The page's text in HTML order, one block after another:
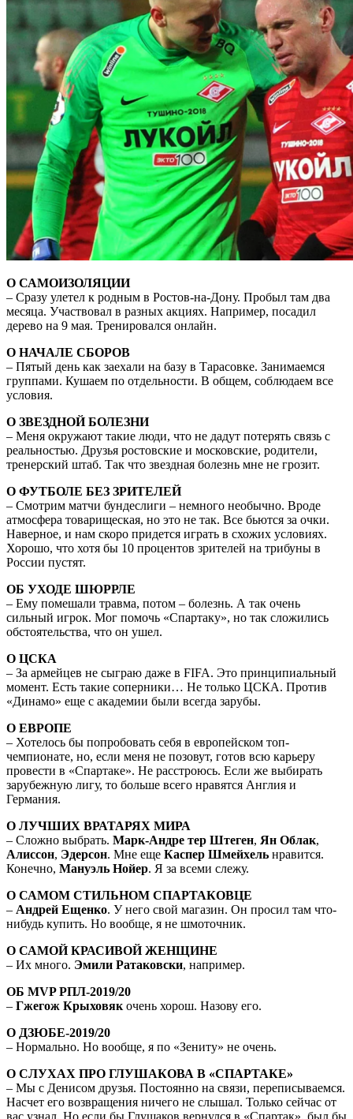
О САМОИЗОЛЯЦИИ
– Сразу улетел к родным в Ростов-на-Дону. Пробыл там два
месяца. Участвовал в разных акциях. Например, посадил
дерево на 9 мая. Тренировался онлайн.
О НАЧАЛЕ СБОРОВ
– Пятый день как заехали на базу в Тарасовке. Занимаемся
группами. Кушаем по отдельности. В общем, соблюдаем все
условия.
О ЗВЕЗДНОЙ БОЛЕЗНИ
– Меня окружают такие люди, что не дадут потерять связь с
реальностью. Друзья ростовские и московские, родители,
тренерский штаб. Так что звездная болезнь мне не грозит.
О ФУТБОЛЕ БЕЗ ЗРИТЕЛЕЙ
– Смотрим матчи бундеслиги – немного необычно. Вроде
атмосфера товарищеская, но это не так. Все бьются за очки.
Наверное, и нам скоро придется играть в схожих условиях.
Хорошо, что хотя бы 10 процентов зрителей на трибуны в
России пустят.
ОБ УХОДЕ ШЮРРЛЕ
– Ему помешали травма, потом – болезнь. А так очень
сильный игрок. Мог помочь «Спартаку», но так сложились
обстоятельства, что он ушел.
О ЦСКА
– За армейцев не сыграю даже в FIFA. Это принципиальный
момент. Есть такие соперники… Не только ЦСКА. Против
«Динамо» еще с академии были всегда зарубы.
О ЕВРОПЕ
– Хотелось бы попробовать себя в европейском топ-
чемпионате, но, если меня не позовут, готов всю карьеру
провести в «Спартаке». Не расстроюсь. Если же выбирать
зарубежную лигу, то больше всего нравятся Англия и
Германия.
О ЛУЧШИХ ВРАТАРЯХ МИРА
– Сложно выбрать. Марк-Андре тер Штеген, Ян Облак,
Алиссон, Эдерсон. Мне еще Каспер Шмейхель нравится.
Конечно, Мануэль Нойер. Я за всеми слежу.
О САМОМ СТИЛЬНОМ СПАРТАКОВЦЕ
– Андрей Ещенко. У него свой магазин. Он просил там что-
нибудь купить. Но вообще, я не шмоточник.
О САМОЙ КРАСИВОЙ ЖЕНЩИНЕ
– Их много. Эмили Ратаковски, например.
ОБ MVP РПЛ-2019/20
– Гжегож Крыховяк очень хорош. Назову его.
О ДЗЮБЕ-2019/20
– Нормально. Но вообще, я по «Зениту» не очень.
О СЛУХАХ ПРО ГЛУШАКОВА В «СПАРТАКЕ»
– Мы с Денисом друзья. Постоянно на связи, переписываемся.
Насчет его возвращения ничего не слышал. Только сейчас от
вас узнал. Но если бы Глушаков вернулся в «Спартак», был бы